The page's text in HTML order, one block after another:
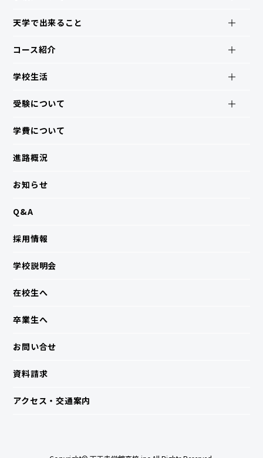
天学で出来ること
コース紹介
学校生活
受験について
学費について
進路概況
お知らせ
Q&A
採用情報
学校説明会
在校生へ
卒業生へ
お問い合せ
資料請求
アクセス・交通案内